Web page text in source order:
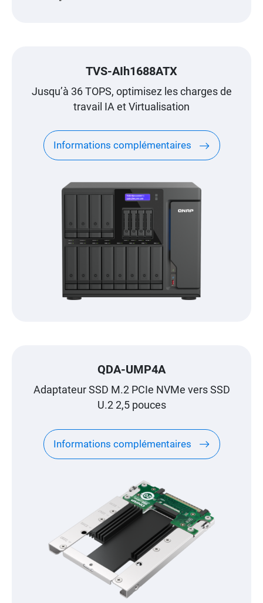
TVS-AIh1688ATX
Jusqu’à 36 TOPS, optimisez les charges de
travail IA et Virtualisation
Informations complémentaires
QDA-UMP4A
Adaptateur SSD M.2 PCIe NVMe vers SSD
U.2 2,5 pouces
Informations complémentaires